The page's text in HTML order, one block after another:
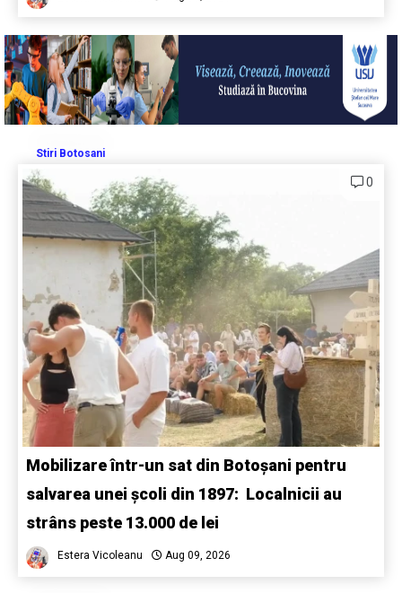
Stiri Botosani
0
Mobilizare într-un sat din Botoșani pentru
salvarea unei școli din 1897: Localnicii au
strâns peste 13.000 de lei
Estera Vicoleanu Aug 09, 2026